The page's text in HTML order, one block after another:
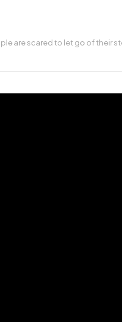
are scared to let go of their